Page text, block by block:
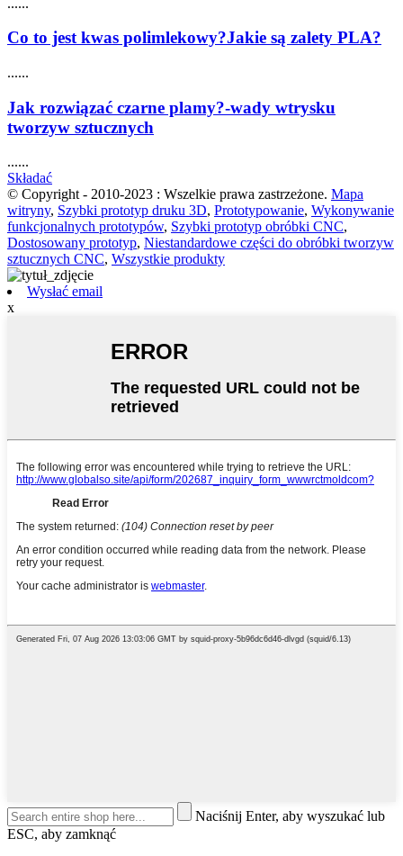
Co to jest kwas polimlekowy?Jakie są zalety PLA?
......
Jak rozwiązać czarne plamy?-wady wtrysku
tworzyw sztucznych
......
Składać
© Copyright - 2010-2023 : Wszelkie prawa zastrzeżone. Mapa
witryny, Szybki prototyp druku 3D, Prototypowanie, Wykonywanie
funkcjonalnych prototypów, Szybki prototyp obróbki CNC,
Dostosowany prototyp, Niestandardowe części do obróbki tworzyw
sztucznych CNC, Wszystkie produkty
Wysłać email
x
Naciśnij Enter, aby wyszukać lub
ESC, aby zamknąć